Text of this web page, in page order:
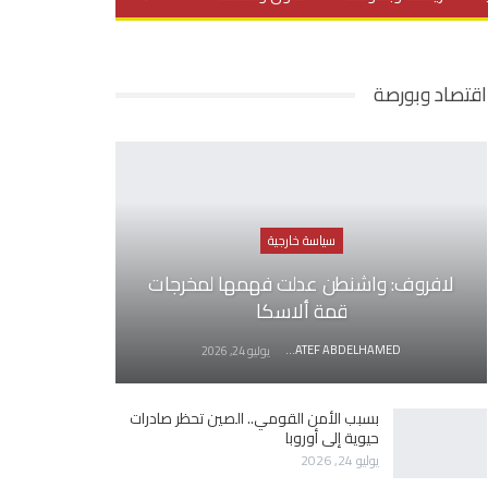
اقتصاد وبورصة
سياسة خارجية
لافروف: واشنطن عدلت فهمها لمخرجات
قمة ألاسكا
AWATEF ABDELHAMED يوليو 24, 2026
بسبب الأمن القومي.. الصين تحظر صادرات
حيوية إلى أوروبا
يوليو 24, 2026